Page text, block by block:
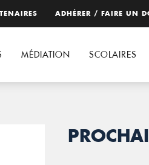
ADHÉRER / FAIRE UN
MÉDIATION SCOLAIRES